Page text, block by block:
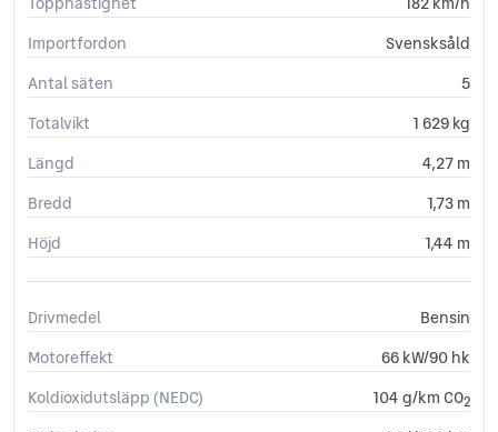
Importfordon
Svensksåld
Antal säten
5
Totalvikt
1 629 kg
Längd
4,27 m
Bredd
1,73 m
Höjd
1,44 m
Drivmedel
Bensin
Motoreffekt
66 kW/90 hk
Koldioxidutsläpp (NEDC)
104 g/km CO2